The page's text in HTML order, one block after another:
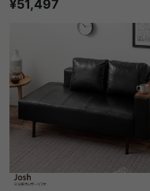
¥51,497